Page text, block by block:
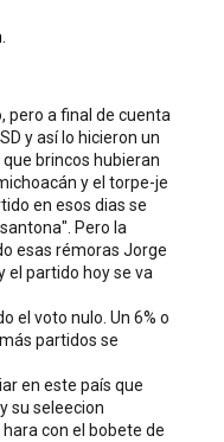
pero a final de cuenta
y así lo hicieron un
brincos hubieran
y el torpe-je
en esos dias se
Pero la
esas rémoras Jorge
el partido hoy se va
el voto nulo. Un 6% o
partidos se
en este país que
su seleecion
con el bobete de